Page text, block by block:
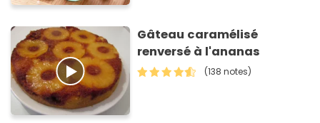
Gâteau caramélisé
renversé à l'ananas
(138 notes)